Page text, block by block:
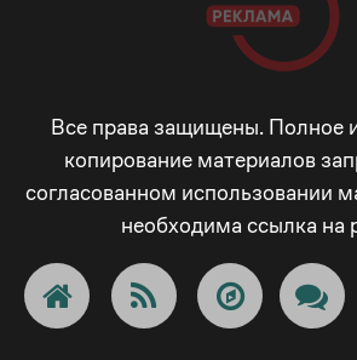
3
4
5
5
6
7
2
3
4
5
_
-
+
!
3
4
5
6
7
9
-
+
Все права защищены. Полное
копирование материалов
согласованном использовании
необходима ссылка на